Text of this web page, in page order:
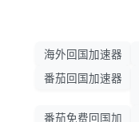
海外回国加速器
番茄回国加速器
番茄免费回国加